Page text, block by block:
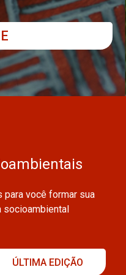
você formar sua
socioambiental
ÚLTIMA EDIÇÃO